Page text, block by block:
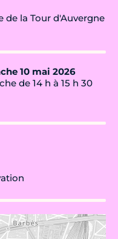
de la Tour d'Auvergne
10 mai 2026
de 14 h à 15 h 30